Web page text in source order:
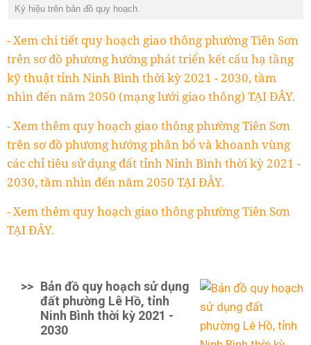
Ký hiệu trên bản đồ quy hoạch.
- Xem chi tiết quy hoạch giao thông phường Tiên Sơn
trên sơ đồ phương hướng phát triển kết cấu hạ tầng
kỹ thuật tỉnh Ninh Bình thời kỳ 2021 - 2030, tầm
nhìn đến năm 2050 (mạng lưới giao thông) TẠI ĐÂY.
- Xem thêm quy hoạch giao thông phường Tiên Sơn
trên sơ đồ phương hướng phân bổ và khoanh vùng
các chỉ tiêu sử dụng đất tỉnh Ninh Bình thời kỳ 2021 -
2030, tầm nhìn đến năm 2050 TẠI ĐÂY.
- Xem thêm quy hoạch giao thông phường Tiên Sơn
TẠI ĐÂY.
>> Bản đồ quy hoạch sử dụng
đất phường Lê Hồ, tỉnh
Ninh Bình thời kỳ 2021 -
2030